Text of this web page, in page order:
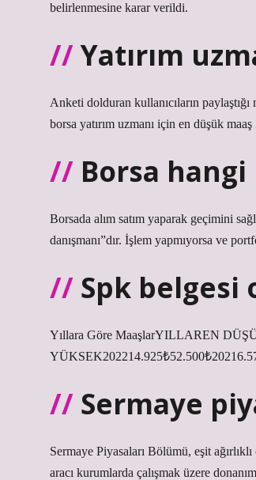
belirlenmesine karar verildi.
Yatırım
Anketi dolduran kullanıcıların
borsa yatırım uzmanı için en düşük
Borsa
Borsada alım satım yaparak geçimini
danışmanı”dır. İşlem yapmıyorsa ve
Spk belgesi
Yıllara Göre MaaşlarYILLAREN
Sermaye
Sermaye Piyasaları Bölümü, eşit
aracı kurumlarda çalışmak üzere